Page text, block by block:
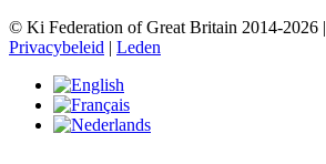
© Ki Federation of Great Britain 2014-2026 |
Privacybeleid | Leden